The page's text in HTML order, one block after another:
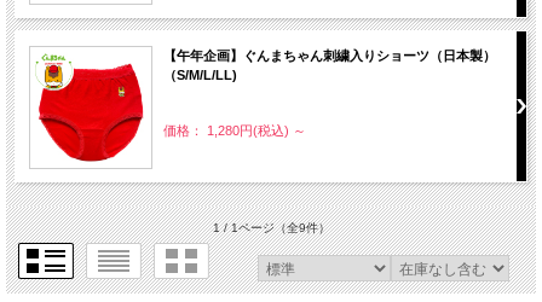
【午年企画】ぐんまちゃん刺繍入りショーツ（日本製）
（S/M/L/LL)
価格： 1,280円(税込) ～
1 / 1ページ（全9件）